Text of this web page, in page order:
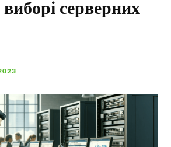
серверних